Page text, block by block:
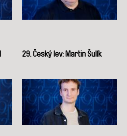
29. Český lev: Martin Šulík